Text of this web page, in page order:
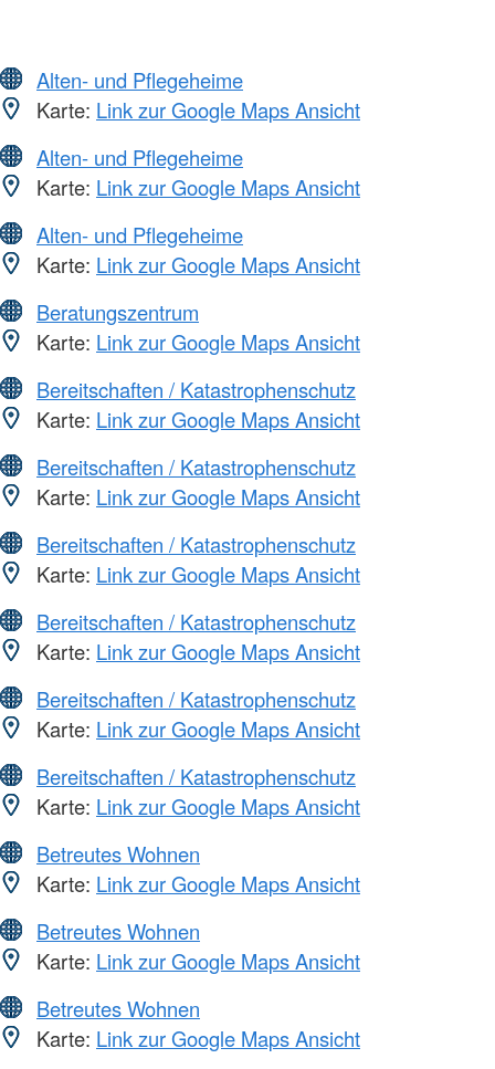
Alten- und Pflegeheime
Karte: Link zur Google Maps Ansicht
Alten- und Pflegeheime
Karte: Link zur Google Maps Ansicht
Alten- und Pflegeheime
Karte: Link zur Google Maps Ansicht
Beratungszentrum
Karte: Link zur Google Maps Ansicht
Bereitschaften / Katastrophenschutz
Karte: Link zur Google Maps Ansicht
Bereitschaften / Katastrophenschutz
Karte: Link zur Google Maps Ansicht
Bereitschaften / Katastrophenschutz
Karte: Link zur Google Maps Ansicht
Bereitschaften / Katastrophenschutz
Karte: Link zur Google Maps Ansicht
Bereitschaften / Katastrophenschutz
Karte: Link zur Google Maps Ansicht
Bereitschaften / Katastrophenschutz
Karte: Link zur Google Maps Ansicht
Betreutes Wohnen
Karte: Link zur Google Maps Ansicht
Betreutes Wohnen
Karte: Link zur Google Maps Ansicht
Betreutes Wohnen
Karte: Link zur Google Maps Ansicht